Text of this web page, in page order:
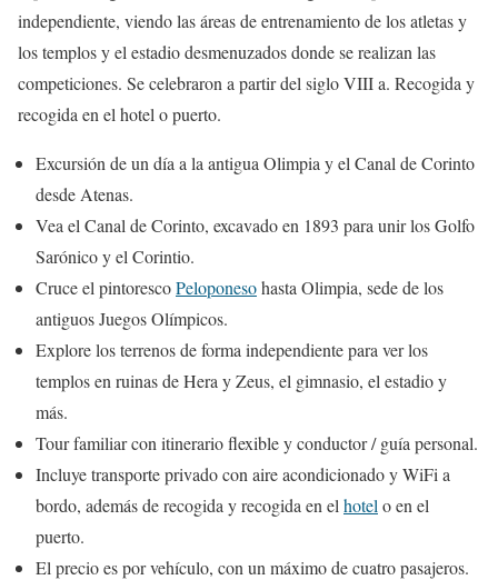
independiente, viendo las áreas de entrenamiento de los atletas y
los templos y el estadio desmenuzados donde se realizan las
competiciones. Se celebraron a partir del siglo VIII a. Recogida y
recogida en el hotel o puerto.
Excursión de un día a la antigua Olimpia y el Canal de Corinto
desde Atenas.
Vea el Canal de Corinto, excavado en 1893 para unir los Golfo
Sarónico y el Corintio.
Cruce el pintorescoPeloponesohasta Olimpia, sede de los
antiguos Juegos Olímpicos.
Explore los terrenos de forma independiente para ver los
templos en ruinas de Hera y Zeus, el gimnasio, el estadio y
más.
Tour familiar con itinerario flexible y conductor / guía personal.
Incluye transporte privado con aire acondicionado y WiFi a
bordo, además de recogida y recogida en el hotel o en el
puerto.
El precio es por vehículo, con un máximo de cuatro pasajeros.